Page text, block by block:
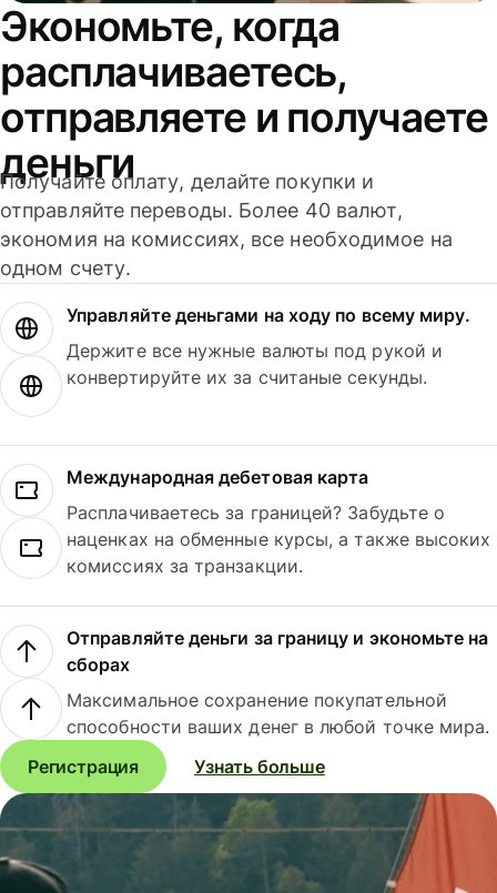
Экономьте, когда
расплачиваетесь,
отправляете и получаете
деньги
Получайте оплату, делайте покупки и
отправляйте переводы. Более 40 валют,
экономия на комиссиях, все необходимое на
одном счету.
Управляйте деньгами на ходу по всему миру.
Держите все нужные валюты под рукой и
конвертируйте их за считаные секунды.
Международная дебетовая карта
Расплачиваетесь за границей? Забудьте о
наценках на обменные курсы, а также высоких
комиссиях за транзакции.
Отправляйте деньги за границу и экономьте на
сборах
Максимальное сохранение покупательной
способности ваших денег в любой точке мира.
Регистрация
Узнать больше